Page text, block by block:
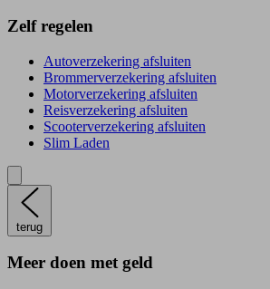
Zelf regelen
Autoverzekering afsluiten
Brommerverzekering afsluiten
Motorverzekering afsluiten
Reisverzekering afsluiten
Scooterverzekering afsluiten
Slim Laden
terug
Meer doen met geld